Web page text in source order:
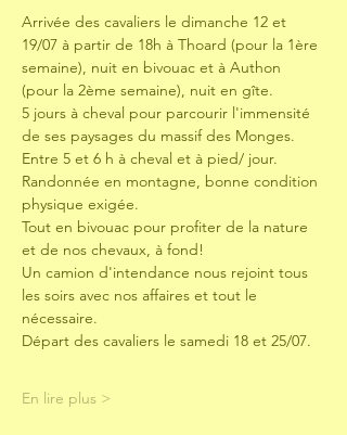
Arrivée des cavaliers le dimanche 12 et
19/07 à partir de 18h à Thoard (pour la 1ère
semaine), nuit en bivouac et à Authon
(pour la 2ème semaine), nuit en gîte.
5 jours à cheval pour parcourir l'immensité
de ses paysages du massif des Monges.
Entre 5 et 6 h à cheval et à pied/ jour.
Randonnée en montagne, bonne condition
physique exigée.
Tout en bivouac pour profiter de la nature
et de nos chevaux, à fond!
Un camion d'intendance nous rejoint tous
les soirs avec nos affaires et tout le
nécessaire.
Départ des cavaliers le samedi 18 et 25/07.
En lire plus >